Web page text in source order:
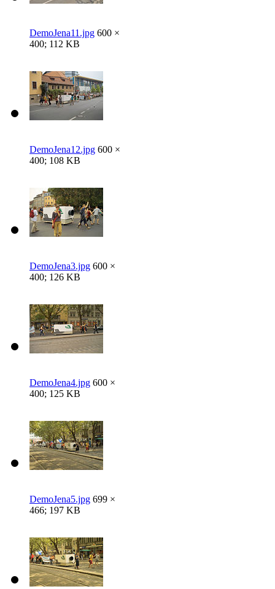
DemoJena11.jpg 600 ×
400; 112 KB
DemoJena12.jpg 600 ×
400; 108 KB
DemoJena3.jpg 600 ×
400; 126 KB
DemoJena4.jpg 600 ×
400; 125 KB
DemoJena5.jpg 699 ×
466; 197 KB